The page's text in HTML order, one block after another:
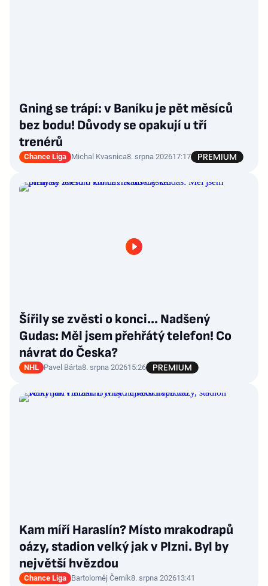
Gning se trápí: v Baníku je pět měsíců
bez bodu! Důvody se opakují u tří
trenérů
Chance Liga Michal Kvasnica8. srpna 202617:17
Šířily se zvěsti o konci... Nadšený
Gudas: Měl jsem přehřátý telefon! Co
návrat do Česka?
NHL Pavel Bárta8. srpna 202615:26
Kam míří Haraslín? Místo mrakodrapů
oázy, stadion velký jak v Plzni. Byl by
největší hvězdou
Chance Liga Bartoloměj Černík8. srpna 202613:41